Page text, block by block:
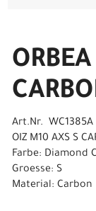
Art.Nr. WC1385A
OIZ M10 AXS S
Farbe: Diamond
Groesse: S
Material: Carbon